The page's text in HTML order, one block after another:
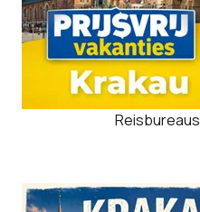
Reisbureaus